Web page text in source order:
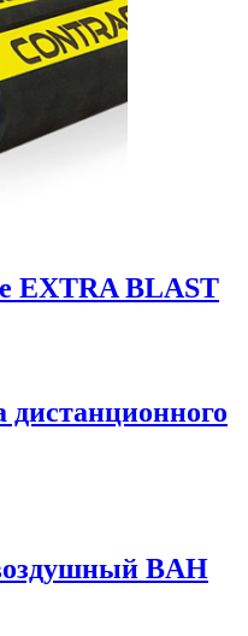
EXTRA BLAST
дистанционного
BAH